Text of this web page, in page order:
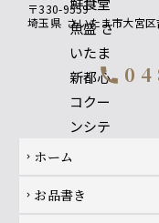
〒330-9559
埼玉県 さいたま市大宮
call
Footer navigation
chevron_right ホーム
chevron_right お品書き